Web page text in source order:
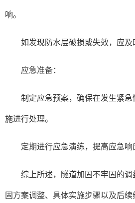
响。
如发现防水层破损或失效，应及
应急准备：
制定应急预案，确保在发生紧急
施进行处理。
定期进行应急演练，提高应急响
综上所述，隧道加固不牢固的调
固方案调整、具体实施步骤以及后